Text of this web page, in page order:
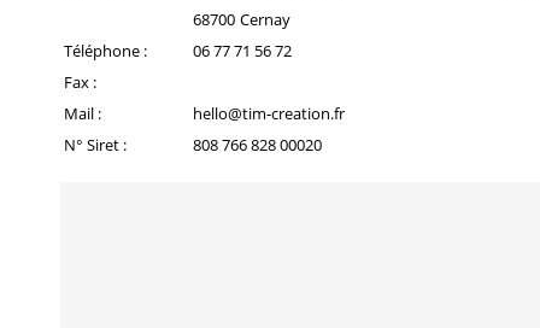
68700 Cernay
Téléphone :
06 77 71 56 72
Fax :
Mail :
hello@tim-creation.fr
N° Siret :
808 766 828 00020